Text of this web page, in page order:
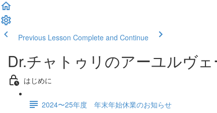
Previous Lesson Complete and Continue
Dr.チャトゥリのアーユルヴ
はじめに
2024〜25年度 年末年始休業のお知らせ